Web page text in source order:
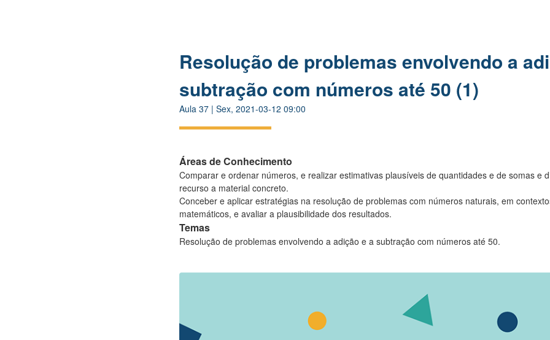
Resolução de problemas envolvendo a
subtração com números até 50 (1)​
Aula 37 | Sex, 2021-03-12 09:00
Áreas de Conhecimento
Comparar e ordenar números, e realizar estimativas plausíveis de quantidades e de somas e
recurso a material concreto.​
Conceber e aplicar estratégias na resolução de problemas com números naturais, em
matemáticos, e avaliar a plausibilidade dos resultados.​
Temas
Resolução de problemas envolvendo a adição e a subtração com números até 50.